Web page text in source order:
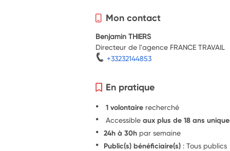
Mon contact
Benjamin THIERS
Directeur de l'agence FRANCE TRAVAIL
+33232144853
En pratique
1 volontaire recherché
Accessibleaux plus de 18 ans
24h à 30h par semaine
Public(s) bénéficiaire(s) : Tous publics